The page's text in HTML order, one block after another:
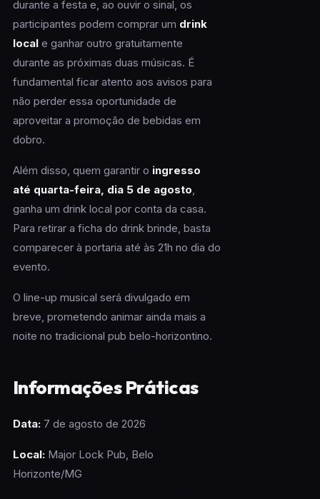
durante a festa e, ao ouvir o sinal, os
participantes podem comprar um drink
locale ganhar outro gratuitamente
durante as próximas duas músicas. É
fundamental ficar atento aos avisos para
não perder essa oportunidade de
aproveitar a promoção de bebidas em
dobro.
Além disso, quem garantir o ingresso
até quarta-feira, dia 5 de agosto,
ganha um drink local por conta da casa.
Para retirar a ficha do drink brinde, basta
comparecer à portaria até às 21h no dia do
evento.
O line-up musical será divulgado em
breve, prometendo animar ainda mais a
noite no tradicional pub belo-horizontino.
Informações Práticas
Data:7 de agosto de 2026
Local:Major Lock Pub, Belo
Horizonte/MG